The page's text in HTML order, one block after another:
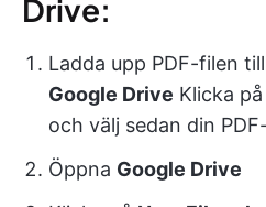
Drive:
Ladda upp PDF-filen
Google Drive Klicka på
och välj sedan din
Öppna Google Drive